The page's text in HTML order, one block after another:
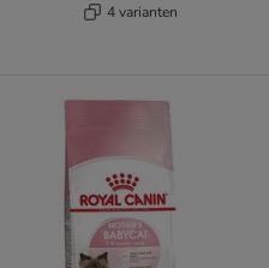
4 varianten